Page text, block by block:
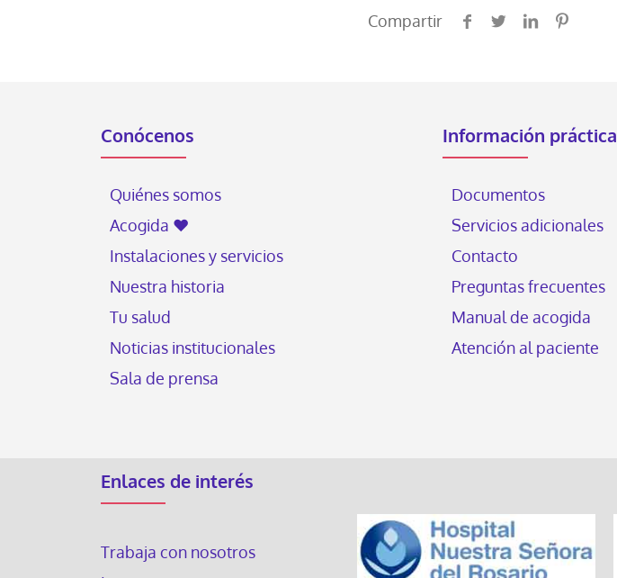
Compartir
Conócenos
Quiénes somos
Acogida ♥
Instalaciones y servicios
Nuestra historia
Tu salud
Noticias institucionales
Sala de prensa
Información práctica
Documentos
Servicios adicionales
Contacto
Preguntas frecuentes
Manual de acogida
Atención al paciente
Enlaces de interés
Trabaja con nosotros